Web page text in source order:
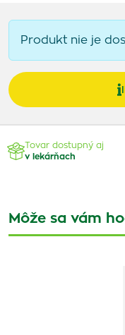
Produkt nie je
Tovar dostupný aj
v lekárňach
Môže sa vám